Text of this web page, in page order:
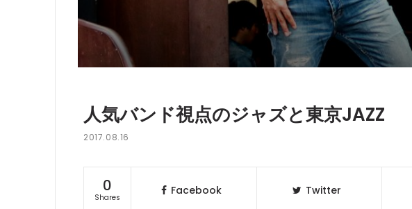
人気バンド視点のジャズと東京JAZZ
2017.08.16
0
Shares
Facebook Twitter